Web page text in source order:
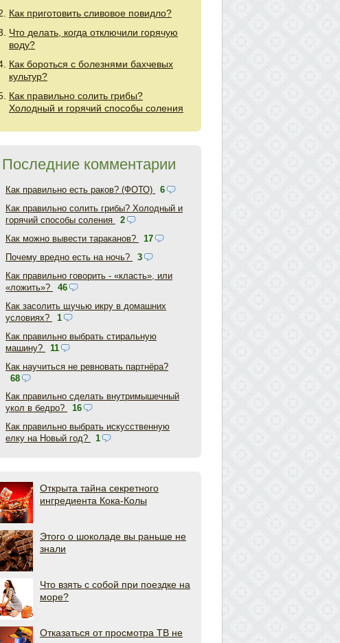
Как приготовить сливовое повидло?
Что делать, когда отключили горячую
воду?
Как бороться с болезнями бахчевых
культур?
Как правильно солить грибы?
Холодный и горячий способы соления
Последние комментарии
Как правильно есть раков? (ФОТО)
6
Как правильно солить грибы? Холодный и
горячий способы соления
2
Как можно вывести тараканов?
17
Почему вредно есть на ночь?
3
Как правильно говорить - «класть», или
«ложить»?
46
Как засолить щучью икру в домашних
условиях?
1
Как правильно выбрать стиральную
машину?
11
Как научиться не ревновать партнёра?
68
Как правильно сделать внутримышечный
укол в бедро?
16
Как правильно выбрать искусственную
елку на Новый год?
1
Открыта тайна секретного
ингредиента Кока-Колы
Этого о шоколаде вы раньше не
знали
Что взять с собой при поездке на
море?
Отказаться от просмотра ТВ не